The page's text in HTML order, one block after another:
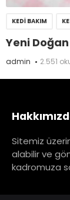
KEDI BAKIM
Yeni
admin 2.551
Sitemiz
alabilir ve
kadromuza